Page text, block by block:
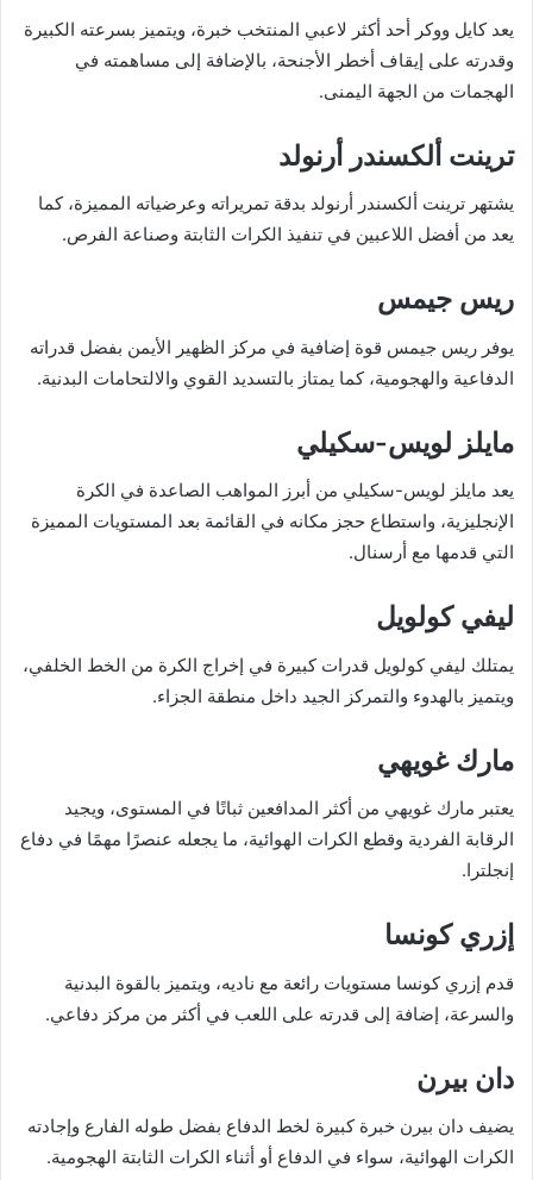
يعد كايل ووكر أحد أكثر لاعبي المنتخب خبرة، ويتميز بسرعته الكبيرة
وقدرته على إيقاف أخطر الأجنحة، بالإضافة إلى مساهمته في
الهجمات من الجهة اليمنى.
ترينت ألكسندر أرنولد
يشتهر ترينت ألكسندر أرنولد بدقة تمريراته وعرضياته المميزة، كما
يعد من أفضل اللاعبين في تنفيذ الكرات الثابتة وصناعة الفرص.
ريس جيمس
يوفر ريس جيمس قوة إضافية في مركز الظهير الأيمن بفضل قدراته
الدفاعية والهجومية، كما يمتاز بالتسديد القوي والالتحامات البدنية.
مايلز لويس-سكيلي
يعد مايلز لويس-سكيلي من أبرز المواهب الصاعدة في الكرة
الإنجليزية، واستطاع حجز مكانه في القائمة بعد المستويات المميزة
التي قدمها مع أرسنال.
ليفي كولويل
يمتلك ليفي كولويل قدرات كبيرة في إخراج الكرة من الخط الخلفي،
ويتميز بالهدوء والتمركز الجيد داخل منطقة الجزاء.
مارك غويهي
يعتبر مارك غويهي من أكثر المدافعين ثباتًا في المستوى، ويجيد
الرقابة الفردية وقطع الكرات الهوائية، ما يجعله عنصرًا مهمًا في دفاع
إنجلترا.
إزري كونسا
قدم إزري كونسا مستويات رائعة مع ناديه، ويتميز بالقوة البدنية
والسرعة، إضافة إلى قدرته على اللعب في أكثر من مركز دفاعي.
دان بيرن
يضيف دان بيرن خبرة كبيرة لخط الدفاع بفضل طوله الفارع وإجادته
الكرات الهوائية، سواء في الدفاع أو أثناء الكرات الثابتة الهجومية.